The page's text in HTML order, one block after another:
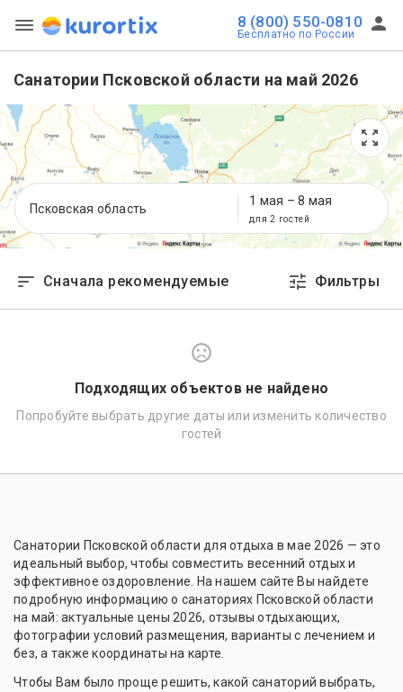
8 (800) 550-0810
Бесплатно по России
Санатории Псковской области на май 2026
Псковская область
1 мая – 8 мая
для 2 гостей
Сначала рекомендуемые Фильтры
Подходящих объектов не найдено
Попробуйте выбрать другие даты или изменить количество
гостей
Санатории Псковской области для отдыха в мае 2026 — это
идеальный выбор, чтобы совместить весенний отдых и
эффективное оздоровление. На нашем сайте Вы найдете
подробную информацию о санаториях Псковской области
на май: актуальные цены 2026, отзывы отдыхающих,
фотографии условий размещения, варианты с лечением и
без, а также координаты на карте.
Чтобы Вам было проще решить, какой санаторий выбрать,